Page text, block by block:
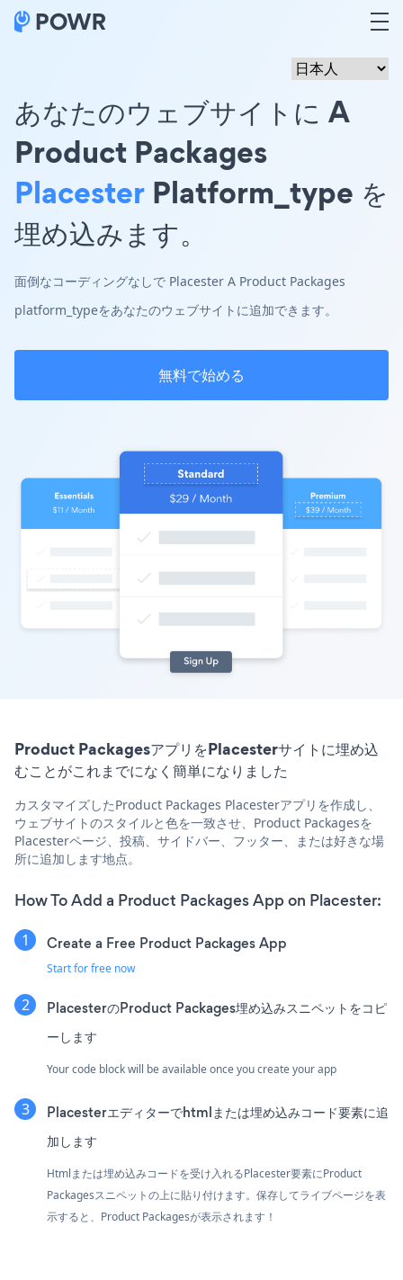
あなたのウェブサイトに A
Product Packages
Placester Platform_type を
埋め込みます。
面倒なコーディングなしで Placester A Product Packages
platform_typeをあなたのウェブサイトに追加できます。
無料で始める
Product PackagesアプリをPlacesterサイトに埋め込
むことがこれまでになく簡単になりました
カスタマイズしたProduct Packages Placesterアプリを作成し、
ウェブサイトのスタイルと色を一致させ、Product Packagesを
Placesterページ、投稿、サイドバー、フッター、または好きな場
所に追加します地点。
How To Add a Product Packages App on Placester:
Create a Free Product Packages App
Start for free now
PlacesterのProduct Packages埋め込みスニペットをコピ
ーします
Your code block will be available once you create your app
Placesterエディターでhtmlまたは埋め込みコード要素に追
加します
Htmlまたは埋め込みコードを受け入れるPlacester要素にProduct
Packagesスニペットの上に貼り付けます。保存してライブページを表
示すると、Product Packagesが表示されます！